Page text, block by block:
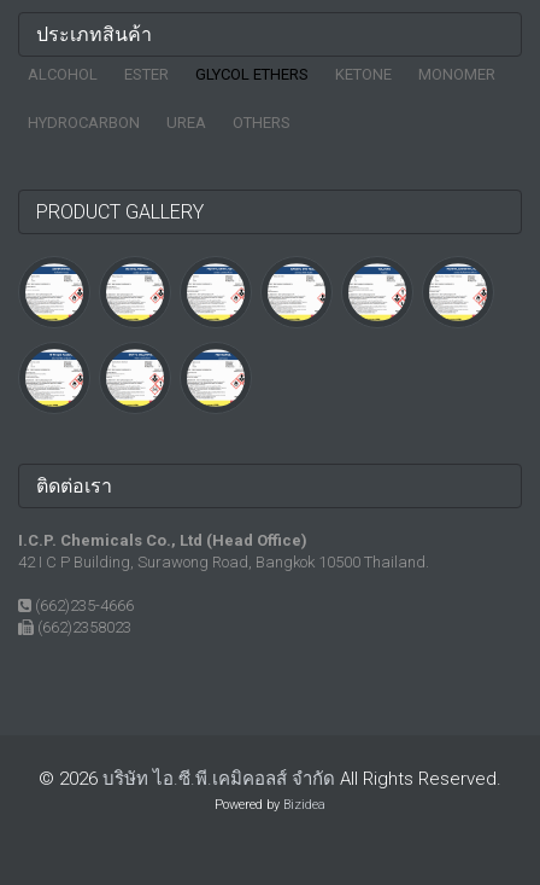
ประเภทสินค้า
ALCOHOL ESTER GLYCOL ETHERS KETONE MONOMER
HYDROCARBON UREA OTHERS
PRODUCT GALLERY
ติดต่อเรา
I.C.P. Chemicals Co., Ltd (Head Office)
42 I C P Building, Surawong Road, Bangkok 10500 Thailand.
(662)235-4666
(662)2358023
© 2026 บริษัท ไอ.ซี.พี.เคมิคอลส์ จำกัด All Rights Reserved.
Powered by Bizidea